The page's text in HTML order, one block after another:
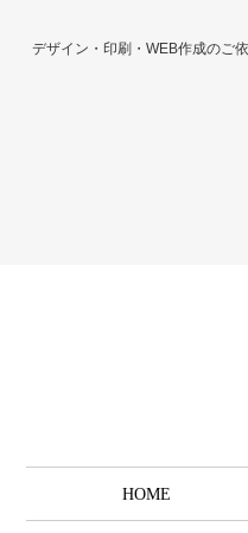
デザイン・印刷・WEB作成のご
HOME